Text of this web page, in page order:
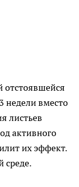
отстоявшейся
недели вместо
листьев
активного
их эффект.
среде.